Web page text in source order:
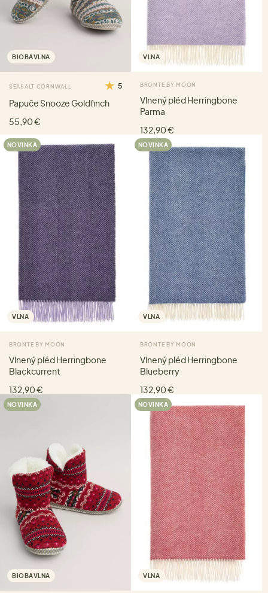
BIOBAVLNA
SEASALT CORNWALL 5
Papuče Snooze Goldfinch
55,90 €
VLNA
BRONTE BY MOON
Vlnený pléd Herringbone
Parma
132,90 €
NOVINKA
VLNA
BRONTE BY MOON
Vlnený pléd Herringbone
Blackcurrent
132,90 €
NOVINKA
VLNA
BRONTE BY MOON
Vlnený pléd Herringbone
Blueberry
132,90 €
NOVINKA
BIOBAVLNA
NOVINKA
VLNA